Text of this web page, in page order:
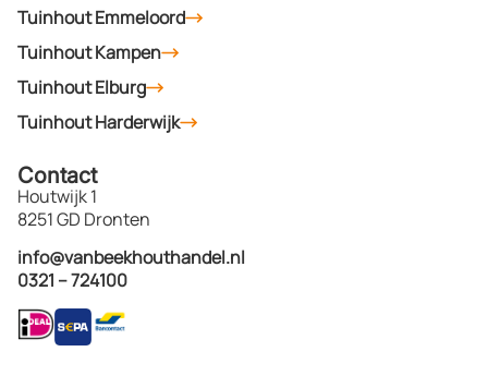
Tuinhout Emmeloord
Tuinhout Kampen
Tuinhout Elburg
Tuinhout Harderwijk
Contact
Houtwijk 1
8251 GD Dronten
info@vanbeekhouthandel.nl
0321 – 724100